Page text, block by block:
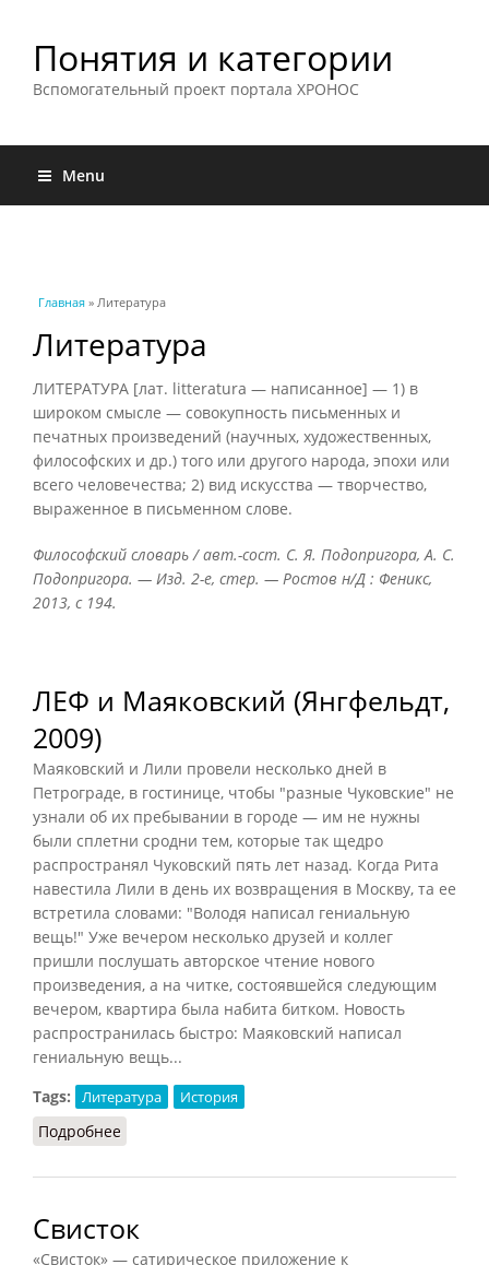
Понятия и категории
Вспомогательный проект портала ХРОНОС
Menu
Вы здесь
Главная » Литература
Литература
ЛИТЕРАТУРА [лат. litteratura — написанное] — 1) в
широком смысле — совокупность письменных и
печатных произведений (научных, художественных,
философских и др.) того или другого народа, эпохи или
всего человечества; 2) вид искусства — творчество,
выраженное в письменном слове.
Философский словарь / авт.-сост. С. Я. Подопригора, А. С.
Подопригора. — Изд. 2-е, стер. — Ростов н/Д : Феникс,
2013, с 194.
ЛЕФ и Маяковский (Янгфельдт,
2009)
Маяковский и Лили провели несколько дней в
Петрограде, в гостинице, чтобы "разные Чуковские" не
узнали об их пребывании в городе — им не нужны
были сплетни сродни тем, которые так щедро
распространял Чуковский пять лет назад. Когда Рита
навестила Лили в день их возвращения в Москву, та ее
встретила словами: "Володя написал гениальную
вещь!" Уже вечером несколько друзей и коллег
пришли послушать авторское чтение нового
произведения, а на читке, состоявшейся следующим
вечером, квартира была набита битком. Новость
распространилась быстро: Маяковский написал
гениальную вещь...
Tags:
Литература История
Подробнее
Свисток
«Свисток» — сатирическое приложение к